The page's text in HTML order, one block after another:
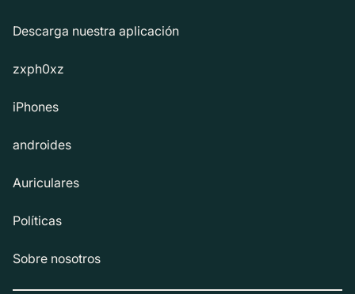
Descarga nuestra aplicación
zxph0xz
iPhones
androides
Auriculares
Políticas
Sobre nosotros